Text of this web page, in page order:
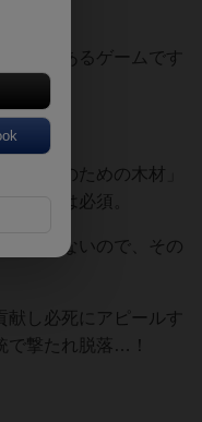
略もあるゲームです
カダのための木材」
協力は必須。
が足りないので、その
し必死にアピールす
で撃たれ脱落…！